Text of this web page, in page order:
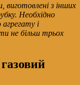
з інших
Необхідно
і
не більш трьох